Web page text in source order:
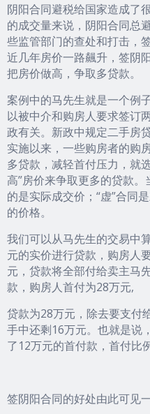
阴阳合同避税给国家造成了
的成交量来说，阴阳合同总
些监管部门的查处和打击，
近几年房价一路飆升，签阴
把房价做高，争取多贷款。
案例中的马先生就是一个例
以被中介和购房人要求签订
政有关。新政中规定二手房
实施以来，一些购房者的购
多贷款，减轻首付压力，就
高”房价来争取更多的贷款。
的是实际成交价；“虚”合同
的价格。
我们可以从马先生的交易中
元的实价进行贷款，购房人
元，贷款将全部付给卖主马
款，购房人首付为28万元,
贷款为28万元，除去要支付
手中还剩16万元。也就是说
了12万元的首付款，首付比
签阴阳合同的好处由此可见一